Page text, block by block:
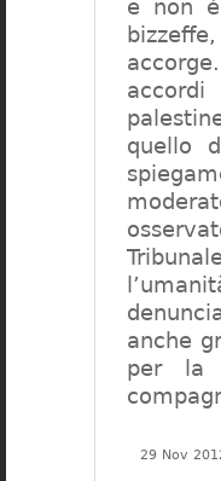
e non
quello
anche
per la
29 Nov